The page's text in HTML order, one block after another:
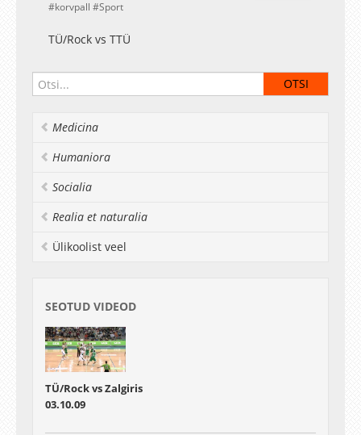
korvpall
Sport
TÜ/Rock vs TTÜ
Medicina
Humaniora
Socialia
Realia et naturalia
Ülikoolist veel
SEOTUD VIDEOD
TÜ/Rock vs Zalgiris
03.10.09